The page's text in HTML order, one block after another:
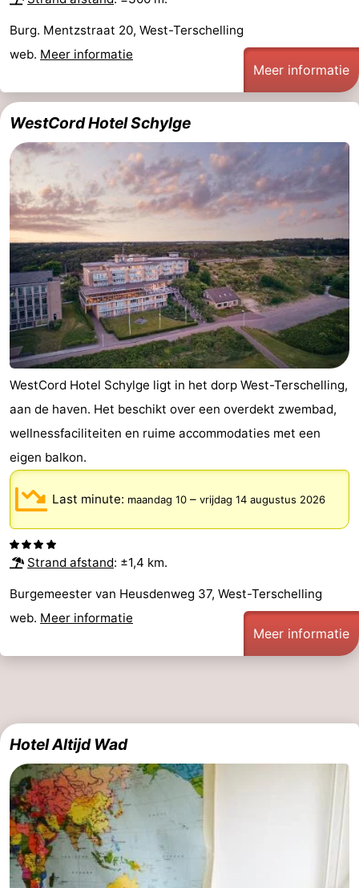
Burg. Mentzstraat 20, West-Terschelling
web. Meer informatie
Meer informatie
WestCord Hotel Schylge
WestCord Hotel Schylge ligt in het dorp West-Terschelling,
aan de haven. Het beschikt over een overdekt zwembad,
wellnessfaciliteiten en ruime accommodaties met een
eigen balkon.
Last minute: maandag 10 – vrijdag 14 augustus 2026
Strand afstand: ±1,4 km.
Burgemeester van Heusdenweg 37, West-Terschelling
web. Meer informatie
Meer informatie
Hotel Altijd Wad